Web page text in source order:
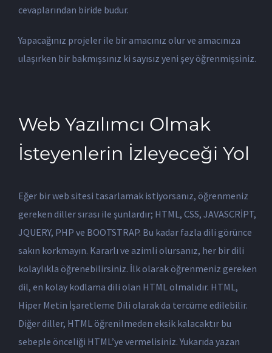
cevaplarından biride budur.
Yapacağınız projeler ile bir amacınız olur ve amacınıza
ulaşırken bir bakmışsınız ki sayısız yeni şey öğrenmişsiniz.
Web Yazılımcı Olmak
İsteyenlerin İzleyeceği Yol
Eğer bir web sitesi tasarlamak istiyorsanız, öğrenmeniz
gereken diller sırası ile şunlardır; HTML, CSS, JAVASCRİPT,
JQUERY, PHP ve BOOTSTRAP. Bu kadar fazla dili görünce
sakın korkmayın. Kararlı ve azimli olursanız, her bir dili
kolaylıkla öğrenebilirsiniz. İlk olarak öğrenmeniz gereken
dil, en kolay kodlama dili olan HTML olmalıdır. HTML,
Hiper Metin İşaretleme Dili olarak da tercüme edilebilir.
Diğer diller, HTML öğrenilmeden eksik kalacaktır bu
sebeple önceliği HTML’ye vermelisiniz. Yukarıda yazan